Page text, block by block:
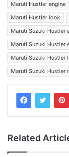
Maruti Hustler engine
Maruti Hustler look
Maruti Suzuki Hustler
Maruti Suzuki Hustler
Maruti Suzuki Hustler
Maruti Suzuki Hustler
Related